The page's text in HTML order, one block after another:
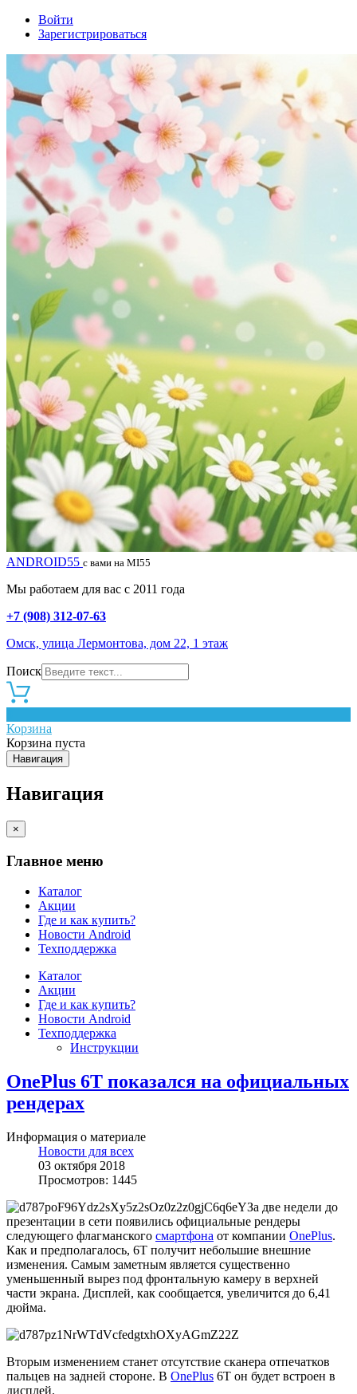
Войти
Зарегистрироваться
ANDROID55 с вами на MI55
Мы работаем для вас с 2011 года
+7 (908) 312-07-63
Омск, улица Лермонтова, дом 22, 1 этаж
Поиск
Корзина
Корзина пуста
Навигация
Навигация
×
Главное меню
Каталог
Акции
Где и как купить?
Новости Android
Техподдержка
Каталог
Акции
Где и как купить?
Новости Android
Техподдержка
Инструкции
OnePlus 6T показался на официальных
рендерах
Информация о материале
Новости для всех
03 октября 2018
Просмотров: 1445
За две недели до
презентации в сети появились официальные рендеры
следующего флагманского смартфона от компании OnePlus.
Как и предполагалось, 6T получит небольшие внешние
изменения. Самым заметным является существенно
уменьшенный вырез под фронтальную камеру в верхней
части экрана. Дисплей, как сообщается, увеличится до 6,41
дюйма.
Вторым изменением станет отсутствие сканера отпечатков
пальцев на задней стороне. В OnePlus 6T он будет встроен в
дисплей.